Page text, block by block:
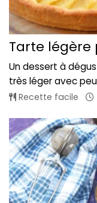
Tarte
Un dessert à
très léger avec
Recette facile